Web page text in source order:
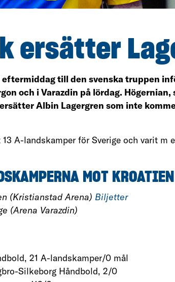
ersätter
till den svenska truppen
och i Varazdin på lördag. Högernian,
Albin Lagergren som inte
A-landskamper för Sverige och varit m
MOT KROATIEN
(Kristianstad Arena) Biljetter
(Arena Varazdin)
21 A-landskamper/0 mål
Silkeborg Håndbold, 2/0